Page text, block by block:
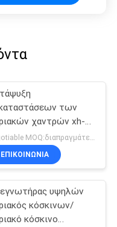
των
χαντρών xh-9
κόσκινων
μοριακών
negotiable MOQ:διαπραγμάτευση
ΕΠΙΚΟΙΝΩΝΙΑ
υψηλών
κόσκινων/
κόσκινο